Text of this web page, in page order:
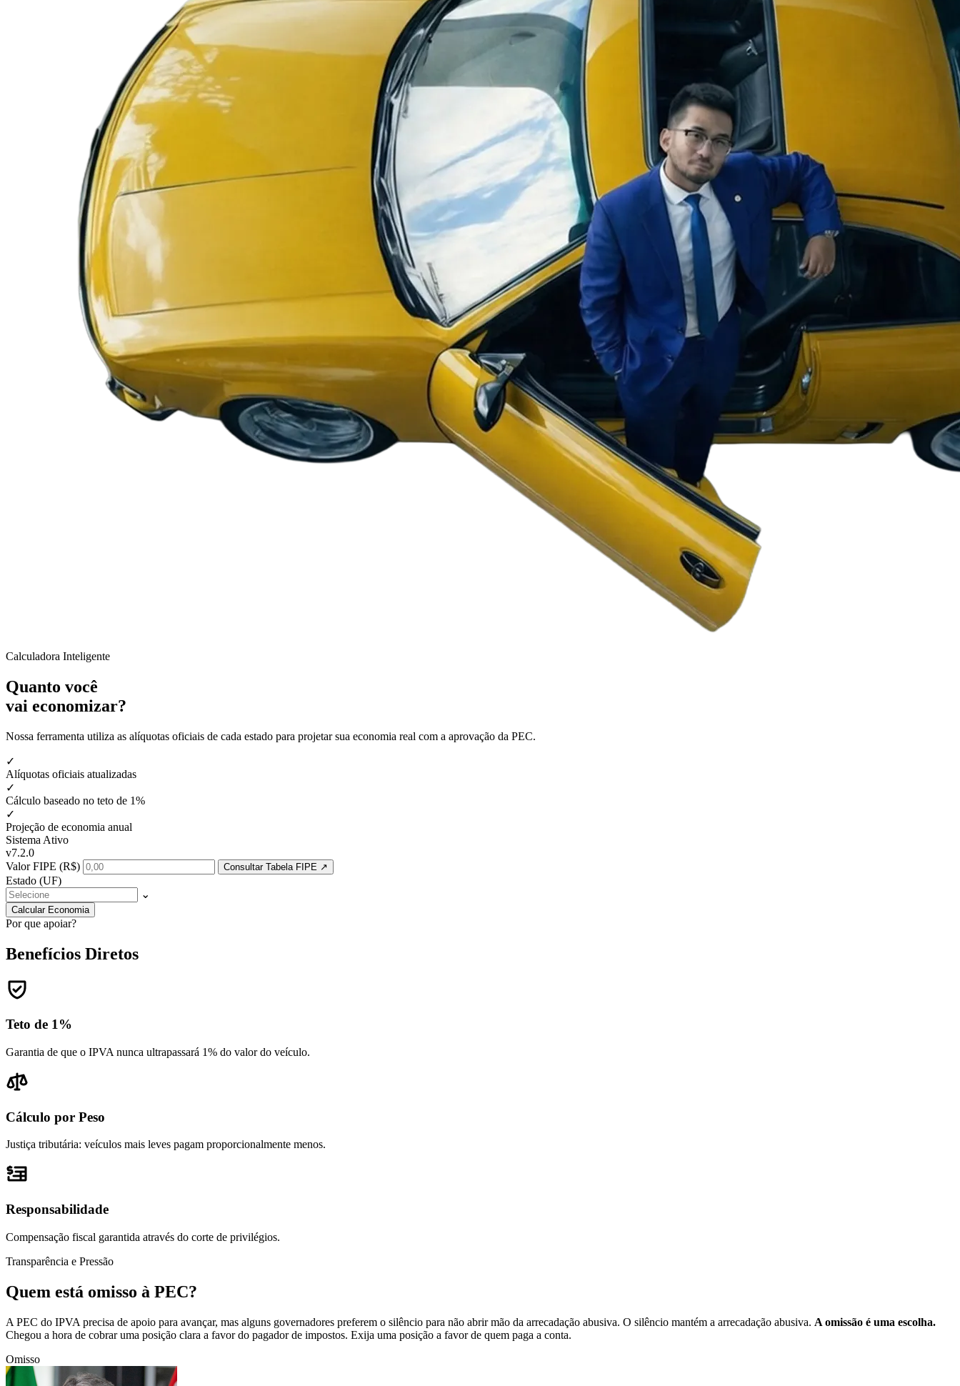
Calculadora Inteligente
Quanto você
vai economizar?
Nossa ferramenta utiliza as alíquotas oficiais de cada estado para projetar sua economia real com a aprovação da PEC.
✓
Alíquotas oficiais atualizadas
✓
Cálculo baseado no teto de 1%
✓
Projeção de economia anual
Sistema Ativo
v7.2.0
Valor FIPE (R$)
Consultar Tabela FIPE ↗
Estado (UF)
⌄
Calcular Economia
Por que apoiar?
Benefícios Diretos
Teto de 1%
Garantia de que o IPVA nunca ultrapassará 1% do valor do veículo.
Cálculo por Peso
Justiça tributária: veículos mais leves pagam proporcionalmente menos.
Responsabilidade
Compensação fiscal garantida através do corte de privilégios.
Transparência e Pressão
Quem está omisso à PEC?
A PEC do IPVA precisa de apoio para avançar, mas alguns governadores preferem o silêncio para não abrir mão da arrecadação abusiva. O silêncio mantém a arrecadação abusiva. A omissão é uma escolha.
Chegou a hora de cobrar uma posição clara a favor do pagador de impostos. Exija uma posição a favor de quem paga a conta.
Omisso